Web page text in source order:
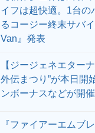
イフは超快適。1台の
るコージー終末サバ
Van』発表
【ジージェネエター
外伝まつり”が本日開
ンボーナスなどが開
『ファイアーエムブ